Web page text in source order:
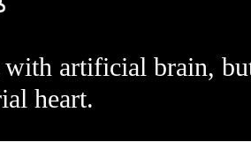
with artificial brain,
heart.